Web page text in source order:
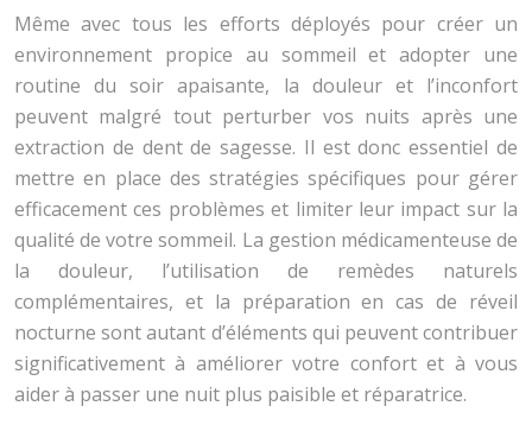
Même avec tous les efforts déployés pour créer un
environnement propice au sommeil et adopter une
routine du soir apaisante, la douleur et l’inconfort
peuvent malgré tout perturber vos nuits après une
extraction de dent de sagesse. Il est donc essentiel de
mettre en place des stratégies spécifiques pour gérer
efficacement ces problèmes et limiter leur impact sur la
qualité de votre sommeil. La gestion médicamenteuse de
la douleur, l’utilisation de remèdes naturels
complémentaires, et la préparation en cas de réveil
nocturne sont autant d’éléments qui peuvent contribuer
significativement à améliorer votre confort et à vous
aider à passer une nuit plus paisible et réparatrice.